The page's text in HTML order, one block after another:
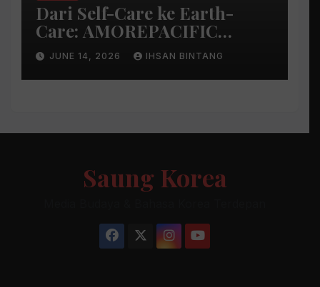
Dari Self-Care ke Earth-
Care: AMOREPACIFIC
Indonesia Ciptakan Gerakan
Keberlanjutan Baru di Bali
JUNE 14, 2026 IHSAN BINTANG
Saung Korea